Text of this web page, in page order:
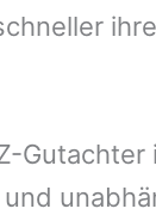
Gutachter